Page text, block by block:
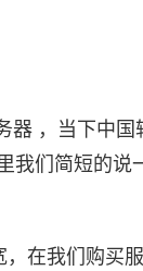
，当下中
们简短的说
在我们购买